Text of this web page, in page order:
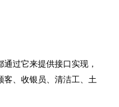
过它来提供接口实现，
客、收银员、清洁工、土